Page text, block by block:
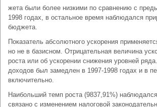
жета были более низкими по сравнению с
1998 годах, в остальное время наблюдался
бюджета.
Показатель абсолютного ускорения
но не в базисном. Отрицательная величина
роста или об ускорении снижения уровней
доходов был замедлен в 1997-1998 годах и в
включительно.
Наибольший темп роста (9837,91%)
связано с изменением налоговой